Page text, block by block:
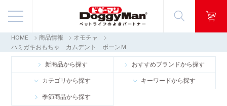
商品情報
映像ギャラリー
知る・楽しむ
HOME 商品情報
オモチャ
ハミガキおもちゃ カムデント ボーンＭ
新商品から探す おすすめブランドから探す
カテゴリから探す キーワードから探す
季節商品から探す